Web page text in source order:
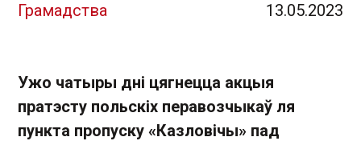
Грамадства 13.05.2023
Ужо чатыры дні цягнецца акцыя
пратэсту польскіх перавозчыкаў ля
пункта пропуску «Казловічы» пад